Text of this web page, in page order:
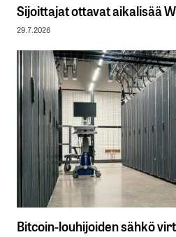
Sijoittajat ottavat aikalisää
29.7.2026
Bitcoin-louhijoiden sähkö